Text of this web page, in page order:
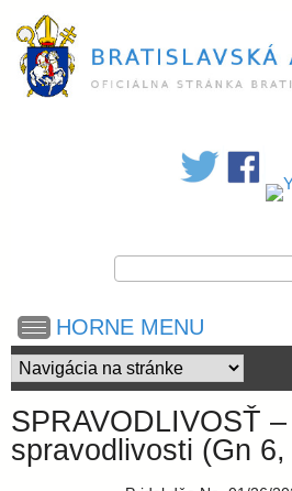
na
hlavný
t
i
s
V
y
ľ
a
d
á
v
a
H
ľ
d
a
ť
HORNE MENU
SPRAVODLIVOSŤ
spravodlivosti (Gn 6,